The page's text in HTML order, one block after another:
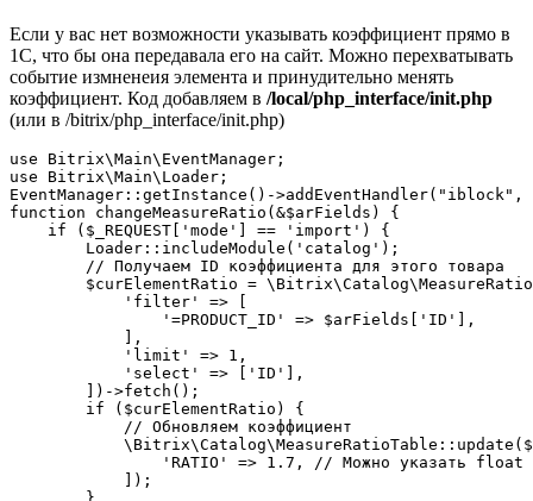
Если у вас нет возможности указывать коэффициент прямо в
1С, что бы она передавала его на сайт. Можно перехватывать
событие измненеия элемента и принудительно менять
коэффициент. Код добавляем в /local/php_interface/init.php
(или в /bitrix/php_interface/init.php)
use Bitrix\Main\EventManager;
use Bitrix\Main\Loader;
EventManager::getInstance()->addEventHandler("iblock",
function changeMeasureRatio(&$arFields) {
    if ($_REQUEST['mode'] == 'import') {
        Loader::includeModule('catalog');
        // Получаем ID коэффициента для этого товара
$curElementRatio =
            'filter' => [
                '=PRODUCT_ID' => $arFields['ID'],
            ],
            'limit' => 1,
            'select' => ['ID'],
        ])->fetch();
        if ($curElementRatio) {
            // Обновляем коэффициент
'RATIO' => 1.7, // Можно указать float
            ]);
        }